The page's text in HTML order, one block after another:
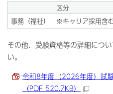
区分
事務（福祉） ※キャリア採用含
その他、受験資格等の詳細につ
い。
令和8年度（2026年度）試
（PDF 520.7KB）